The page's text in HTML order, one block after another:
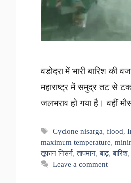
वडोदरा में भारी बारिश
महाराष्ट्र में समुद्र तट से
जलभराव हो गया है। वहीं
Tags
Cyclone nisarga,flood,
maximum temperature,
तूफान निसर्ग,तापमान,बाढ़,बारिश,
Leave a comment